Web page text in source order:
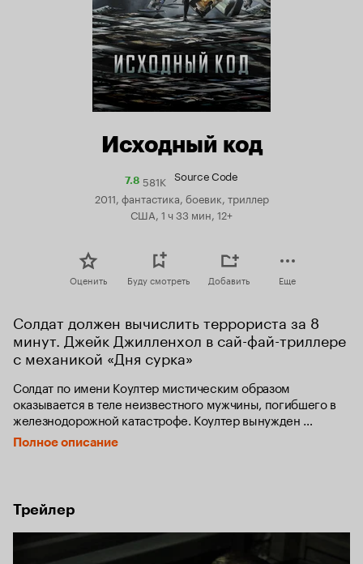
Исходный код
7.8Рейтинг
Кинопоиска
581K Source Code
2011, фантастика, боевик, триллер
США, 1 ч 33 мин, 12+
Оценить Буду смотреть Добавить Еще
Солдат должен вычислить террориста за 8
минут. Джейк Джилленхол в сай-фай-триллере
с механикой «Дня сурка»
Солдат по имени Коултер мистическим образом
оказывается в теле неизвестного мужчины, погибшего в
железнодорожной катастрофе. Коултер вынужден
переживать чужую смерть снова и снова до тех пор, пока
не поймет, кто – зачинщик катастрофы.
Полное описание
Трейлер